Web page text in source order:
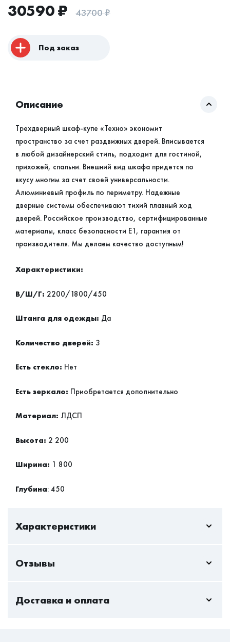
30590₽ 43700₽
Под заказ
Описание
Трехдверный шкаф-купе «Техно» экономит
пространство за счет раздвижных дверей. Вписывается
в любой дизайнерский стиль, подходит для гостиной,
прихожей, спальни. Внешний вид шкафа придется по
вкусу многим за счет своей универсальности.
Алюминиевый профиль по периметру. Надежные
дверные системы обеспечивают тихий плавный ход
дверей. Российское производство, сертифицированные
материалы, класс безопасности Е1, гарантия от
производителя. Мы делаем качество доступным!
Характеристики:
В/Ш/Г: 2200/1800/450
Штанга для одежды: Да
Количество дверей: 3
Есть стекло: Нет
Есть зеркало: Приобретается дополнительно
Материал: ЛДСП
Высота: 2 200
Ширина: 1 800
Глубина: 450
Характеристики
Отзывы
Пока нет отзывов - вы можете стать первым
Только авторизованный пользователь может оставлять
Доставка и оплата